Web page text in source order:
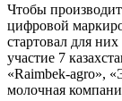
Чтобы
цифровой
стартовал для
участие 7
«Raimbek-agro»,
молочная